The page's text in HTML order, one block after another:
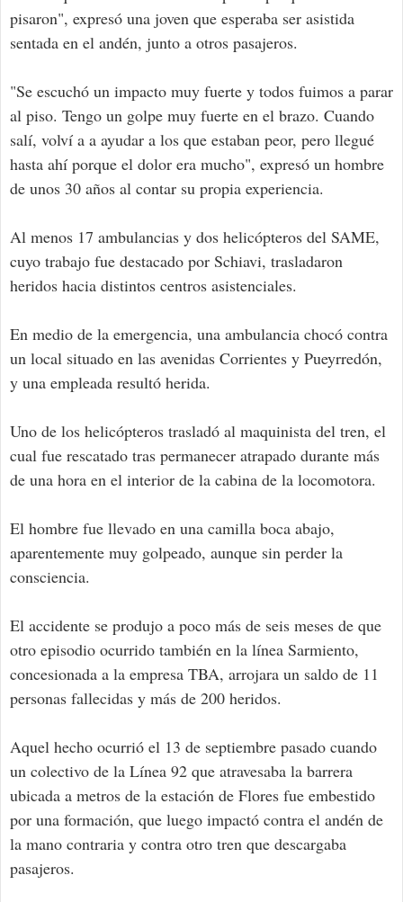
pisaron", expresó una joven que esperaba ser asistida
sentada en el andén, junto a otros pasajeros.
"Se escuchó un impacto muy fuerte y todos fuimos a parar
al piso. Tengo un golpe muy fuerte en el brazo. Cuando
salí, volví a a ayudar a los que estaban peor, pero llegué
hasta ahí porque el dolor era mucho", expresó un hombre
de unos 30 años al contar su propia experiencia.
Al menos 17 ambulancias y dos helicópteros del SAME,
cuyo trabajo fue destacado por Schiavi, trasladaron
heridos hacia distintos centros asistenciales.
En medio de la emergencia, una ambulancia chocó contra
un local situado en las avenidas Corrientes y Pueyrredón,
y una empleada resultó herida.
Uno de los helicópteros trasladó al maquinista del tren, el
cual fue rescatado tras permanecer atrapado durante más
de una hora en el interior de la cabina de la locomotora.
El hombre fue llevado en una camilla boca abajo,
aparentemente muy golpeado, aunque sin perder la
consciencia.
El accidente se produjo a poco más de seis meses de que
otro episodio ocurrido también en la línea Sarmiento,
concesionada a la empresa TBA, arrojara un saldo de 11
personas fallecidas y más de 200 heridos.
Aquel hecho ocurrió el 13 de septiembre pasado cuando
un colectivo de la Línea 92 que atravesaba la barrera
ubicada a metros de la estación de Flores fue embestido
por una formación, que luego impactó contra el andén de
la mano contraria y contra otro tren que descargaba
pasajeros.